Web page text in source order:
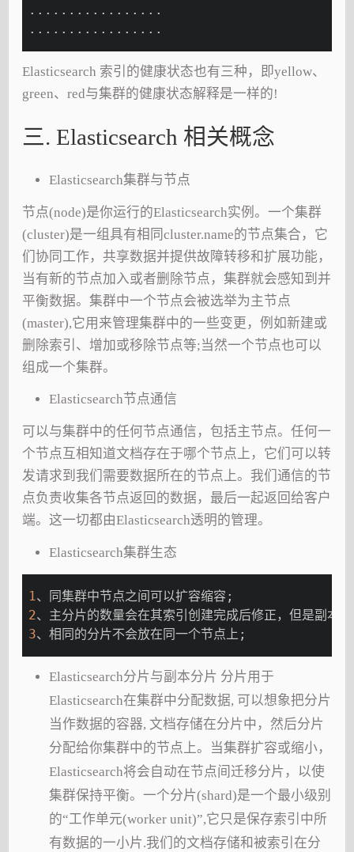
.................
.................
Elasticsearch 索引的健康状态也有三种，即yellow、
green、red与集群的健康状态解释是一样的!
三. Elasticsearch 相关概念
Elasticsearch集群与节点
节点(node)是你运行的Elasticsearch实例。一个集群
(cluster)是一组具有相同cluster.name的节点集合，它
们协同工作，共享数据并提供故障转移和扩展功能，
当有新的节点加入或者删除节点，集群就会感知到并
平衡数据。集群中一个节点会被选举为主节点
(master),它用来管理集群中的一些变更，例如新建或
删除索引、增加或移除节点等;当然一个节点也可以
组成一个集群。
Elasticsearch节点通信
可以与集群中的任何节点通信，包括主节点。任何一
个节点互相知道文档存在于哪个节点上，它们可以转
发请求到我们需要数据所在的节点上。我们通信的节
点负责收集各节点返回的数据，最后一起返回给客户
端。这一切都由Elasticsearch透明的管理。
Elasticsearch集群生态
1 、同集群中节点之间可以扩容缩容;
2、主分片的数量会在其索引创建完成后修正，但是副本
3、相同的分片不会放在同一个节点上;
Elasticsearch分片与副本分片 分片用于
Elasticsearch在集群中分配数据, 可以想象把分片
当作数据的容器, 文档存储在分片中，然后分片
分配给你集群中的节点上。当集群扩容或缩小，
Elasticsearch将会自动在节点间迁移分片，以使
集群保持平衡。一个分片(shard)是一个最小级别
的“工作单元(worker unit)”,它只是保存索引中所
有数据的一小片.我们的文档存储和被索引在分